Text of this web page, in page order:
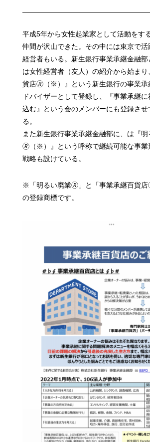
平成5年から女性起業家として活動をす
仲間が沢山できた。その中には東京で活
経営者もいる。新生銀行事業承継金融
は女性経営者（友人）の紹介から始ま
貨店🄬（※）』という新生銀行の事業承
ドバイザーとして登録し、『事業承継に
込む』という会のメンバーにも登録さ
る。
また新生銀行事業承継金融部に、は『
🄬（※）』という呼称で継続可能な事業
戦略も設けている。
※「明るい廃業🄬」と「事業承継百貨
の登録商標です。